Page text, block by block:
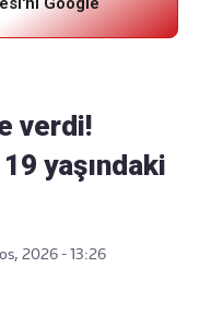
verdi!
yaşındaki
2026 - 13:26